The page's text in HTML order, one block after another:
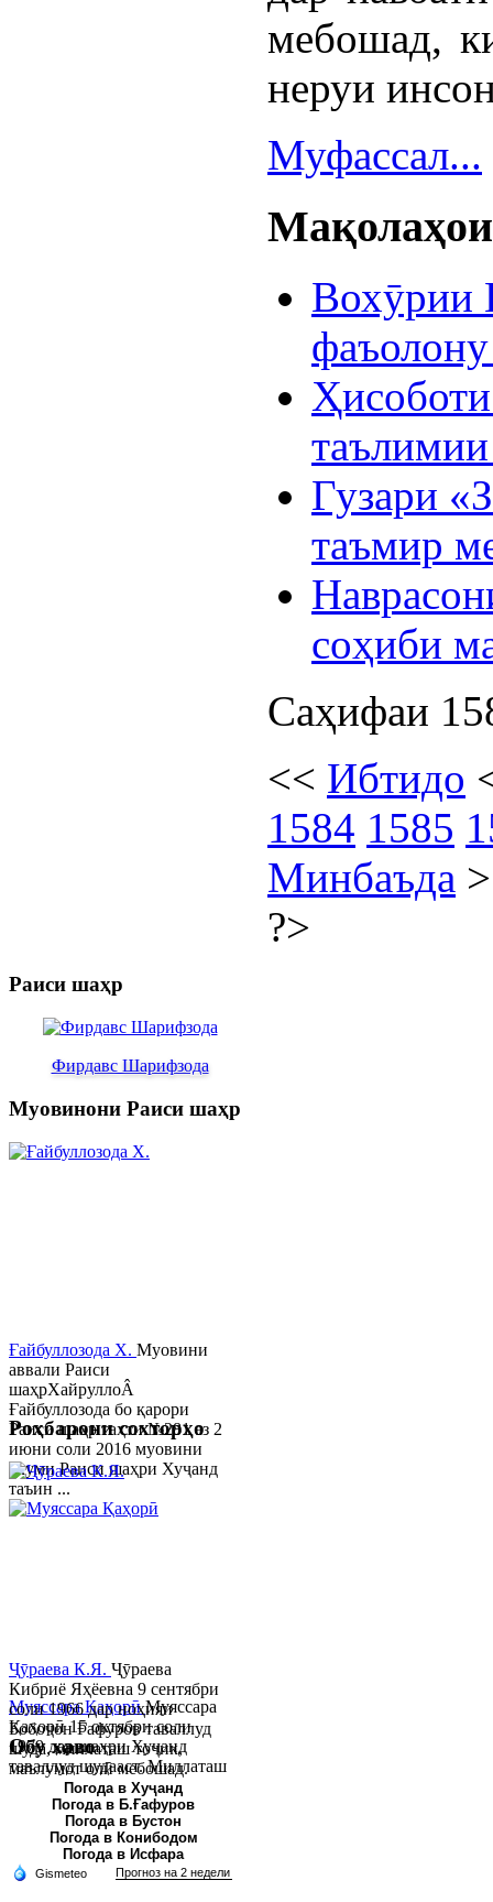
мебошад,
неруи
Муфассал...
Вохӯрии
Гузари
таъмир
соҳиби
Саҳифаи
<< Ибтидо
1584 1585
Минбаъда
?>
Раиси шаҳр
Фирдавс Шарифзода
Муовинони Раиси шаҳр
Ғайбуллозода Х. Муовини
аввали Раиси
шаҳрХайруллоÂ
Ғайбуллозода бо қарори
Раиси шаҳр таҳти №281 аз 2
июни соли 2016 муовини
якуми Раиси шаҳри Хуҷанд
таъин ...
Муяссара ҚаҳорӣМуяссара
Қаҳорӣ 15 октябри соли
1979 дар шаҳри Хуҷанд
таваллуд шудааст. Миллаташ
тоҷик. Маълумот олӣ. Соли
2002 Донишгоҳи давлатии
Хуҷанд ба...
Роҳбарони сохторҳо
Ҷӯраева К.Я. Ҷӯраева
Кибриё Яҳёевна 9 сентябри
соли 1966 дар ноҳияи
Бобоҷон Ғафуров таваллуд
шуда, миллаташ тоҷик,
маълумот олӣ мебошад.
Соли 1997 Донишг...
Обу хаво
Погода в Хуҷанд
Погода в Б.Ғафуров
Погода в Бустон
Погода в Конибодом
Погода в Исфара